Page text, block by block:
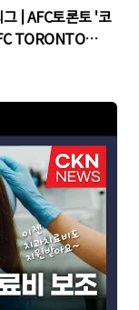
| AFC토론토 '코
TORONTO